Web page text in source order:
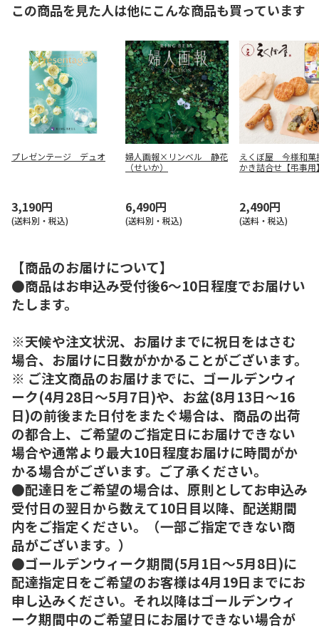
この商品を見た人は他にこんな商品も買っています
プレゼンテージ デュオ
3,190円
(送料別・税込)
婦人画報×リンベル 静花
（せいか）
6,490円
(送料別・税込)
えくぼ屋 今様和
かき詰合せ【弔事用
2,490円
(送料・税込)
【商品のお届けについて】
●商品はお申込み受付後6～10日程度でお届けい
たします。
※天候や注文状況、お届けまでに祝日をはさむ
場合、お届けに日数がかかることがございます。
※ ご注文商品のお届けまでに、ゴールデンウィ
ーク(4月28日～5月7日)や、お盆(8月13日～16
日)の前後また日付をまたぐ場合は、商品の出荷
の都合上、ご希望のご指定日にお届けできない
場合や通常より最大10日程度お届けに時間がか
かる場合がございます。ご了承ください。
●配達日をご希望の場合は、原則としてお申込み
受付日の翌日から数えて10日目以降、配送期間
内をご指定ください。（一部ご指定できない商
品がございます。）
●ゴールデンウィーク期間(5月1日～5月8日)に
配達指定日をご希望のお客様は4月19日までにお
申し込みください。それ以降はゴールデンウィ
ーク期間中のご希望日にお届けできない場合が